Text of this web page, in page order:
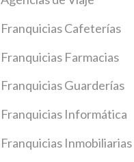
Franquicias Cafeterías
Franquicias Farmacias
Franquicias Guarderías
Franquicias Informática
Franquicias Inmobiliarias